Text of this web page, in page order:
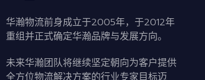
华瀚物流前身成立于2005年，于2012年
重组并正式确定华瀚品牌与发展方向。
未来华瀚团队将继续坚定朝向为客户提供
全方位物流解决方案的行业专家目标迈